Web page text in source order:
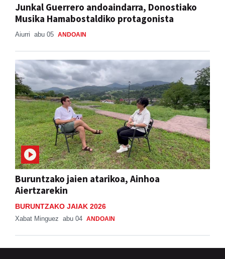
Junkal Guerrero andoaindarra, Donostiako
Musika Hamabostaldiko protagonista
Aiurri abu 05 ANDOAIN
Buruntzako jaien atarikoa, Ainhoa
Aiertzarekin
BURUNTZAKO JAIAK 2026
Xabat Minguez abu 04 ANDOAIN